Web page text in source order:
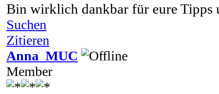
Bin wirklich dankbar für eure Tipps
Suchen
Zitieren
Anna_MUC
Member